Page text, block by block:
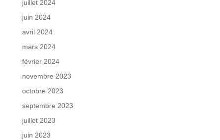
juillet 2024
juin 2024
avril 2024
mars 2024
février 2024
novembre 2023
octobre 2023
septembre 2023
juillet 2023
juin 2023